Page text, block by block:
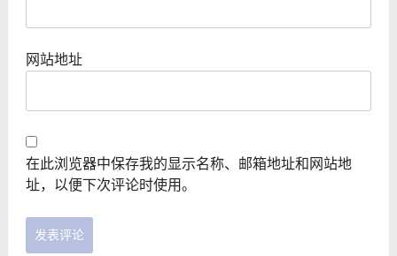
网站地址
在此浏览器中保存我的显示名称、邮箱地址和网站地
址，以便下次评论时使用。